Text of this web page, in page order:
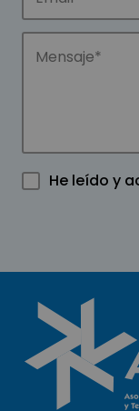
He leído y